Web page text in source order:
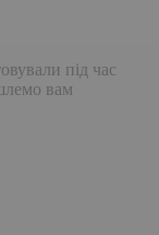
під час
вам